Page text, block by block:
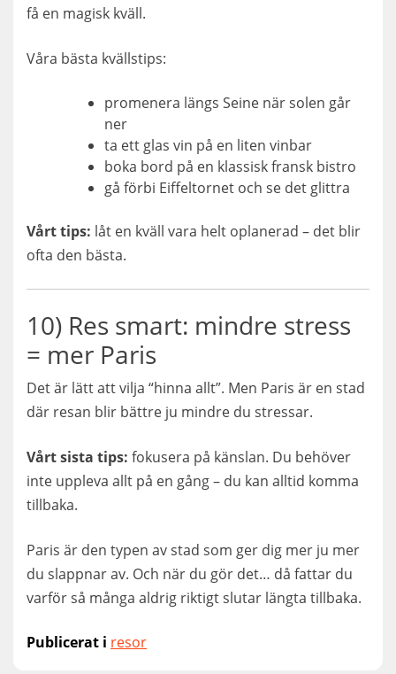
få en magisk kväll.
Våra bästa kvällstips:
promenera längs Seine när solen går
ner
ta ett glas vin på en liten vinbar
boka bord på en klassisk fransk bistro
gå förbi Eiffeltornet och se det glittra
Vårt tips: låt en kväll vara helt oplanerad – det blir
ofta den bästa.
10) Res smart: mindre stress
= mer Paris
Det är lätt att vilja “hinna allt”. Men Paris är en stad
där resan blir bättre ju mindre du stressar.
Vårt sista tips: fokusera på känslan. Du behöver
inte uppleva allt på en gång – du kan alltid komma
tillbaka.
Paris är den typen av stad som ger dig mer ju mer
du slappnar av. Och när du gör det… då fattar du
varför så många aldrig riktigt slutar längta tillbaka.
Publicerat i resor